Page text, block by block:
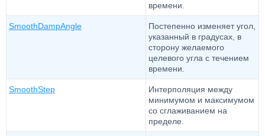
времени.
SmoothDampAngle
Постепенно изменяет угол,
указанный в градусах, в
сторону желаемого
целевого угла с течением
времени.
SmoothStep
Интерполяция между
минимумом и максимумом
со сглаживанием на
пределе.